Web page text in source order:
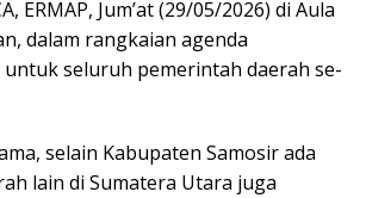
ERMAP, Jum’at (29/05/2026) di Aula
dalam rangkaian agenda
untuk seluruh pemerintah daerah se-
selain Kabupaten Samosir ada
lain di Sumatera Utara juga